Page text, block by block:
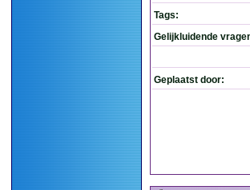
Tags:
Gelijkluidende
Geplaatst door: